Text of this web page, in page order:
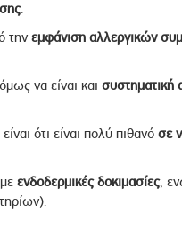
.
την εμφάνιση αλλεργικών
να είναι και συστηματική
ότι είναι πολύ πιθανό σε
ενδοδερμικές δοκιμασίες,